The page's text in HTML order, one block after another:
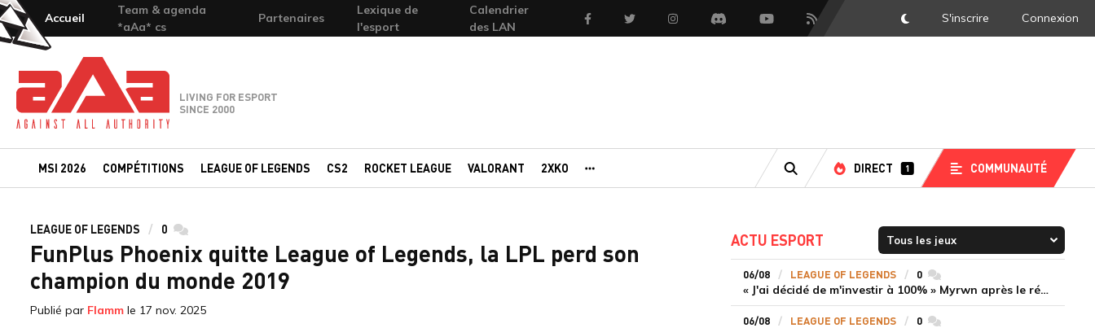
Accueil
Team & agenda
*aAa* cs
Partenaires
Lexique de
l'esport
Calendrier
des LAN
FacebookTwitter InstagramDiscord YoutubeFlux RSS DarkMode
S'inscrire Connexion
Team-aAa - against All authority
LIVING FOR ESPORT
SINCE 2000
MSI 2026 COMPÉTITIONS LEAGUE OF LEGENDS CS2 ROCKET LEAGUE VALORANT 2XKO
RECHERCHE
DIRECT 1 COMMUNAUTÉ
LEAGUE OF LEGENDS 0 commentaires
FunPlus Phoenix quitte League of Legends, la LPL perd son
champion du monde 2019
Publié par Flamm le 17 nov. 2025
ACTU ESPORT
06/08 LEAGUE OF LEGENDS 0commentaires
« J'ai décidé de m'investir à 100% » Myrwn après le réveil de Movistar KOI face à Fnatic
06/08 LEAGUE OF LEGENDS 0commentaires